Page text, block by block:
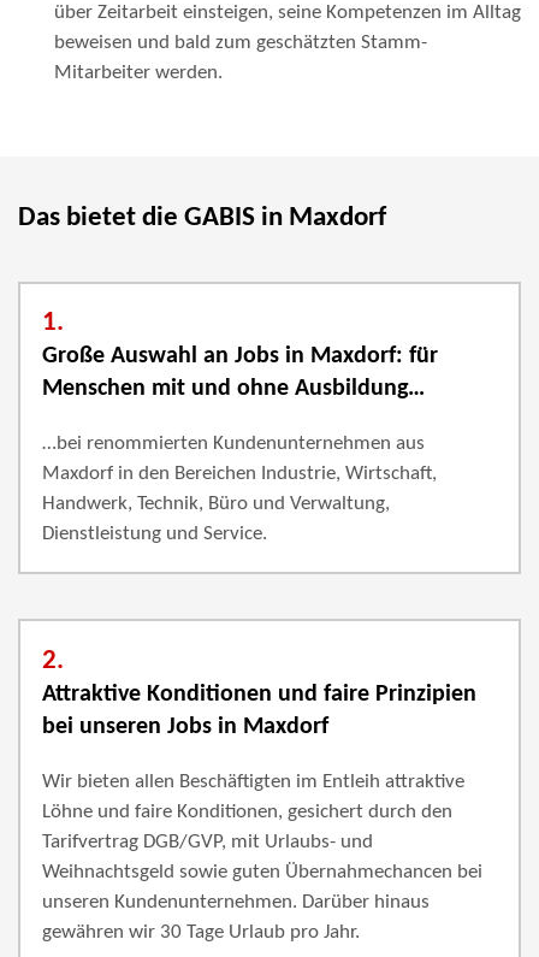
über Zeitarbeit einsteigen, seine Kompetenzen im Alltag
beweisen und bald zum geschätzten Stamm-
Mitarbeiter werden.
Das bietet die GABIS in Maxdorf
1.
Große Auswahl an Jobs in Maxdorf: für
Menschen mit und ohne Ausbildung…
…bei renommierten Kundenunternehmen aus
Maxdorf in den Bereichen Industrie, Wirtschaft,
Handwerk, Technik, Büro und Verwaltung,
Dienstleistung und Service.
2.
Attraktive Konditionen und faire Prinzipien
bei unseren Jobs in Maxdorf
Wir bieten allen Beschäftigten im Entleih attraktive
Löhne und faire Konditionen, gesichert durch den
Tarifvertrag DGB/GVP, mit Urlaubs- und
Weihnachtsgeld sowie guten Übernahmechancen bei
unseren Kundenunternehmen. Darüber hinaus
gewähren wir 30 Tage Urlaub pro Jahr.